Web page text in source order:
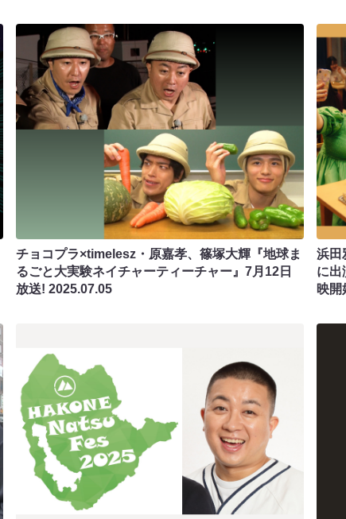
チョコプラ×timelesz・原嘉孝、篠塚大輝『地球ま
るごと大実験ネイチャーティーチャー』7月12日
放送!2025.07.05
浜田
に出
映開